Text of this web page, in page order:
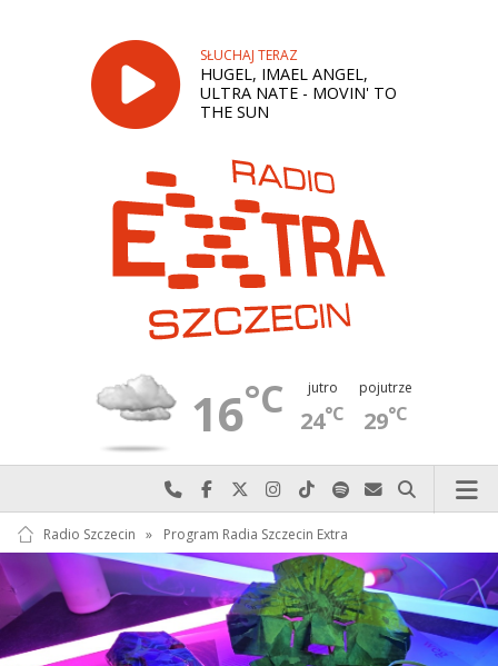
SŁUCHAJ TERAZ
HUGEL, IMAEL ANGEL,
ULTRA NATE - MOVIN' TO
THE SUN
16°C jutro
24°C
pojutrze
29°C
Najlepiej po prostu do nas zadzwoń
Odwiedź nas na Facebook-u
Odwiedź nas na X
Odwiedź nas na Instagram-ie
Odwiedź nas na TikTok-u
Szukaj nas na Spotify
Wyślij do nas
Szukaj
Radio Szczecin » Program Radia Szczecin Extra